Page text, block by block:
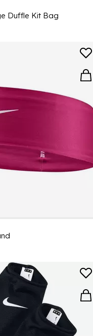
Duffle Kit Bag